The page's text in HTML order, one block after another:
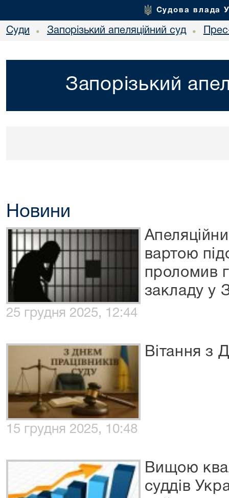
Судова влада
Суди • Запорізький апеляційний суд •
Запорізький
Новини
вартою
проломив
закладу у
25 грудня 2025, 12:44
Вітання з
15 грудня 2025, 10:48
Вищою
суддів